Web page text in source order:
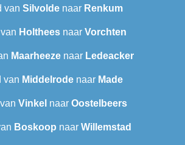
van Silvoldenaar Renkum
Holtheesnaar Vorchten
Maarheeze naar Ledeacker
van Middelrode naar Made
Vinkel naar Oostelbeers
Boskoop naar Willemstad